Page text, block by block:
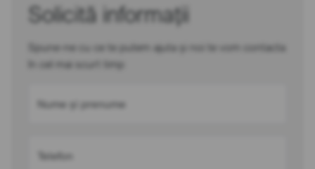
Solicită informații
Spune-ne cu ce te putem ajuta și noi te vom contacta
în cel mai scurt timp
Nume și prenume
Telefon